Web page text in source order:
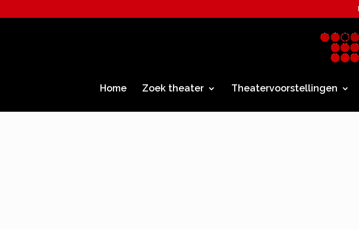
Home Zoek theater Theatervoorstellingen